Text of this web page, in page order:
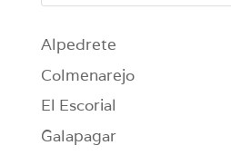
Alpedrete
Colmenarejo
El Escorial
Galapagar